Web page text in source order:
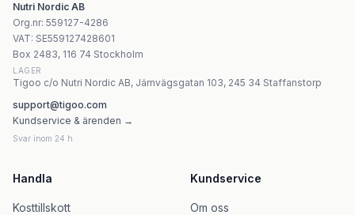
Solgar - GABA - 50 Vegetable Caps
Solgar - L-Cysteine 500mg - 90 kapslar
Solgar - Boron - 100 kapslar
Nutri Nordic AB
Org.nr: 559127-4286
VAT: SE559127428601
Box 2483, 116 74 Stockholm
LAGER
Tigoo c/o Nutri Nordic AB, Järnvägsgatan 103, 245 34 Staffanstorp
support@tigoo.com
Kundservice & ärenden →
Svar inom 24 h
Handla
Kosttillskott
Kundservice
Om oss